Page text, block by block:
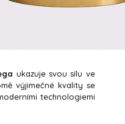
ukazuje svou sílu ve
výjimečné kvality se
technologiemi